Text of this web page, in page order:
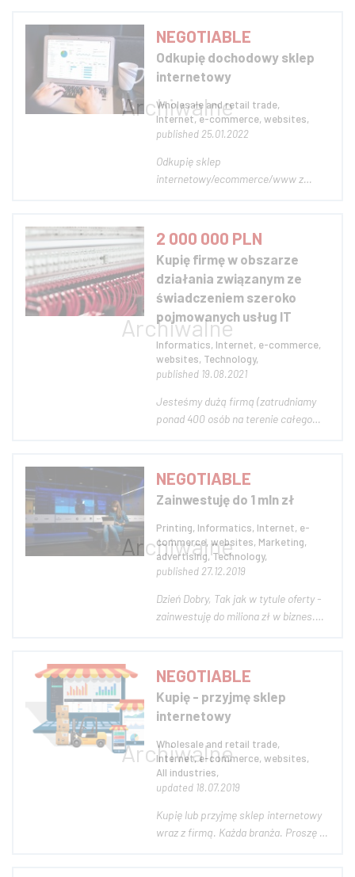
pakiet udziałów, poprzez wykup
jednego z udziałowców, a kończąc na
zakupie większościowego pakietu aż
do 100%. Na inw...
NEGOTIABLE
Odkupię dochodowy sklep
internetowy
Wholesale and retail trade,
Internet, e-commerce, websites,
published 25.01.2022
Odkupię sklep
internetowy/ecommerce/www z
informacje proszę kierować na:
odkupie.biznes@gmail.com lub
poprzez wiadomość na platformie.
Odpowiem na wybrane oferty. Zdjęcie
poglądowe...
2 000 000 PLN
Kupię firmę w obszarze
działania związanym ze
świadczeniem szeroko
pojmowanych usług IT
Informatics, Internet, e-commerce,
websites, Technology,
published 19.08.2021
Jesteśmy dużą firmą (zatrudniamy
ponad 400 osób na terenie całego
sektora finansowego (ponad 20 lat
doświadczeń). Działamy w oparciu o
własną infrastrukturę IT - własne
centrum przetwar...
NEGOTIABLE
Zainwestuję do 1 mln zł
Printing, Informatics, Internet, e-
commerce, websites, Marketing,
advertising, Technology,
published 27.12.2019
Dzień Dobry, Tak jak w tytule oferty -
zainwestuję do miliona zł w biznes.
warunek konieczny, rozważę także
inne branże, jeśli propozycja będzie
ciekawa. Opcja zakupu również wc...
NEGOTIABLE
Kupię - przyjmę sklep
internetowy
Wholesale and retail trade,
Internet, e-commerce, websites,
All industries,
updated 18.07.2019
Kupię lub przyjmę sklep internetowy
wraz z firmą. Każda branża. Proszę o